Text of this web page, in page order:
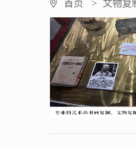
首页 > 文物复